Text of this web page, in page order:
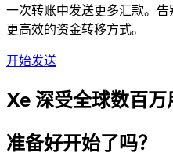
一次转账中发送更多汇款。告
更高效的资金转移方式。
开始发送
Xe 深受全球数百万
准备好开始了吗？